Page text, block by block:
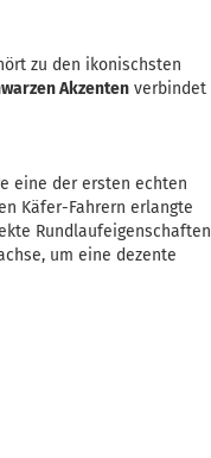
zu den ikonischsten
Akzenten verbindet
eine der ersten echten
Käfer-Fahrern erlangte
Rundlaufeigenschaften
um eine dezente